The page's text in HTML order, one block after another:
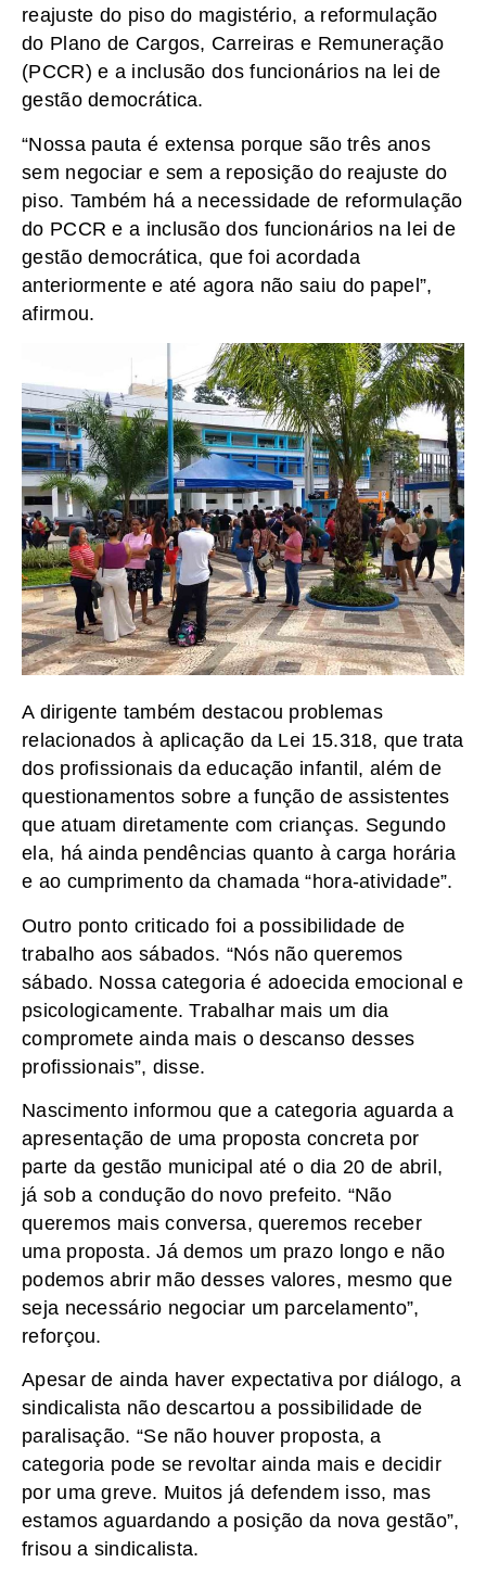
reajuste do piso do magistério, a reformulação
do Plano de Cargos, Carreiras e Remuneração
(PCCR) e a inclusão dos funcionários na lei de
gestão democrática.
“Nossa pauta é extensa porque são três anos
sem negociar e sem a reposição do reajuste do
piso. Também há a necessidade de reformulação
do PCCR e a inclusão dos funcionários na lei de
gestão democrática, que foi acordada
anteriormente e até agora não saiu do papel”,
afirmou.
A dirigente também destacou problemas
relacionados à aplicação da Lei 15.318, que trata
dos profissionais da educação infantil, além de
questionamentos sobre a função de assistentes
que atuam diretamente com crianças. Segundo
ela, há ainda pendências quanto à carga horária
e ao cumprimento da chamada “hora-atividade”.
Outro ponto criticado foi a possibilidade de
trabalho aos sábados. “Nós não queremos
sábado. Nossa categoria é adoecida emocional e
psicologicamente. Trabalhar mais um dia
compromete ainda mais o descanso desses
profissionais”, disse.
Nascimento informou que a categoria aguarda a
apresentação de uma proposta concreta por
parte da gestão municipal até o dia 20 de abril,
já sob a condução do novo prefeito. “Não
queremos mais conversa, queremos receber
uma proposta. Já demos um prazo longo e não
podemos abrir mão desses valores, mesmo que
seja necessário negociar um parcelamento”,
reforçou.
Apesar de ainda haver expectativa por diálogo, a
sindicalista não descartou a possibilidade de
paralisação. “Se não houver proposta, a
categoria pode se revoltar ainda mais e decidir
por uma greve. Muitos já defendem isso, mas
estamos aguardando a posição da nova gestão”,
frisou a sindicalista.